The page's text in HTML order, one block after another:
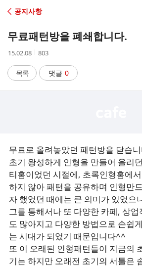
C
공지사항
무료패턴방을 폐쇄합니다.
작
시
간
15.02.08
조
수
803
목록 댓글 0
무료로 올려놓았던 패턴방을 닫습
초기 왕성하게 인형을 만들어 올리
티홈이었던 시절에, 초록인형홈에
하지 않아 패턴을 공유하며 인형만
자 했었던 때에는 큰 의미가 있었으
그를 통해서나 또 다양한 카페, 상
도 많아지고 다양한 방법으로 손쉽
는 시대가 되었기 때문입니다^^
또 이 오래된 인형패턴들이 지금의
기는 하지만 오래전 초기의 서툴은